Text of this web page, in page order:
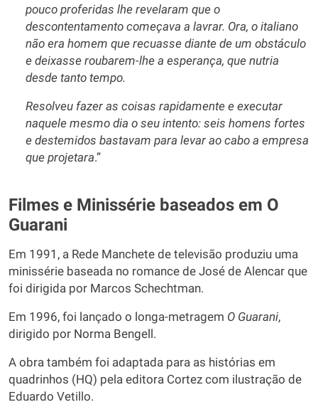
pouco proferidas lhe revelaram que o
descontentamento começava a lavrar. Ora, o italiano
não era homem que recuasse diante de um obstáculo
e deixasse roubarem-lhe a esperança, que nutria
desde tanto tempo.
Resolveu fazer as coisas rapidamente e executar
naquele mesmo dia o seu intento: seis homens fortes
e destemidos bastavam para levar ao cabo a empresa
que projetara.”
Filmes e Minissérie baseados em O
Guarani
Em 1991, a Rede Manchete de televisão produziu uma
minissérie baseada no romance de José de Alencar que
foi dirigida por Marcos Schechtman.
Em 1996, foi lançado o longa-metragem O Guarani,
dirigido por Norma Bengell.
A obra também foi adaptada para as histórias em
quadrinhos (HQ) pela editora Cortez com ilustração de
Eduardo Vetillo.